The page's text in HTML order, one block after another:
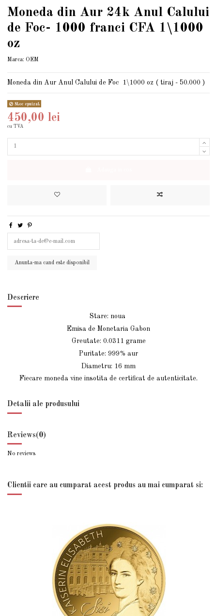
Moneda din Aur 24k Anul Calului
de Foc- 1000 franci CFA 1\1000
oz
Marca: OEM
Moneda din Aur Anul Calului de Foc 1\1000 oz ( tiraj - 50.000 )
Stoc epuizat
450,00 lei
cu TVA
Descriere
Stare: noua
Emisa de Monetaria Gabon
Greutate: 0.0311 grame
Puritate: 999% aur
Diametru: 16 mm
Fiecare moneda vine insotita de certificat de autenticitate.
Detalii ale produsului
Reviews(0)
No reviews
Clientii care au cumparat acest produs au mai cumparat si: